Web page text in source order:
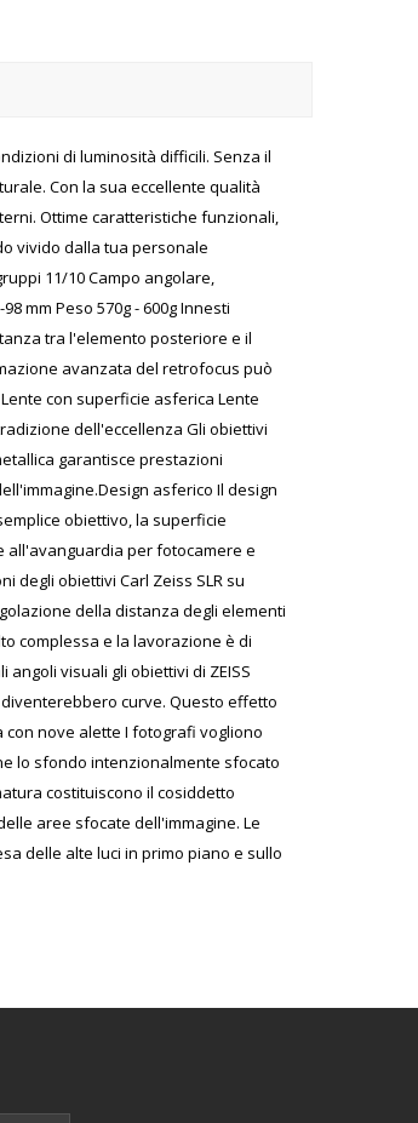
di luminosità difficili. Senza il
Con la sua eccellente qualità
Ottime caratteristiche funzionali,
vivido dalla tua personale
11/10 Campo angolare,
mm Peso 570g - 600g Innesti
tra l'elemento posteriore e il
avanzata del retrofocus può
con superficie asferica Lente
dell'eccellenza Gli obiettivi
garantisce prestazioni
asferico Il design
obiettivo, la superficie
all'avanguardia per fotocamere e
degli obiettivi Carl Zeiss SLR su
della distanza degli elementi
complessa e la lavorazione è di
visuali gli obiettivi di ZEISS
curve. Questo effetto
nove alette I fotografi vogliono
lo sfondo intenzionalmente sfocato
costituiscono il cosiddetto
aree sfocate dell'immagine. Le
delle alte luci in primo piano e sullo